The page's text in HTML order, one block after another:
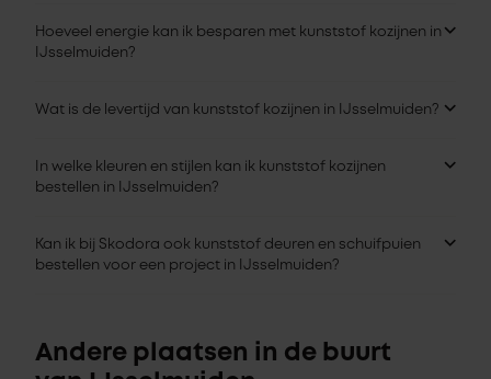
Hoeveel energie kan ik besparen met kunststof kozijnen in
IJsselmuiden?
Wat is de levertijd van kunststof kozijnen in IJsselmuiden?
In welke kleuren en stijlen kan ik kunststof kozijnen
bestellen in IJsselmuiden?
Kan ik bij Skodora ook kunststof deuren en schuifpuien
bestellen voor een project in IJsselmuiden?
Andere plaatsen in de buurt